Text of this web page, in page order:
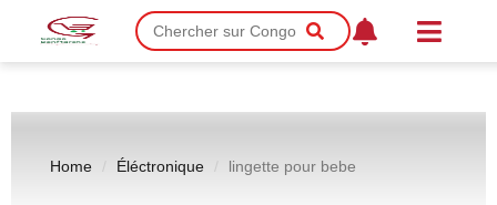
Home Éléctronique lingette pour bebe